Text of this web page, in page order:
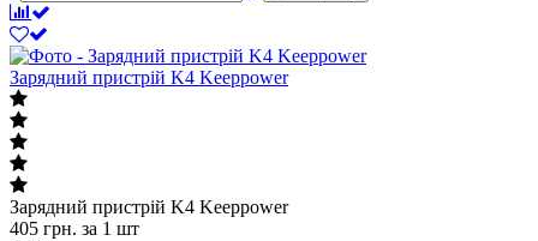
Зарядний пристрій K4 Keeppower
Зарядний пристрій K4 Keeppower
405 грн. за 1 шт